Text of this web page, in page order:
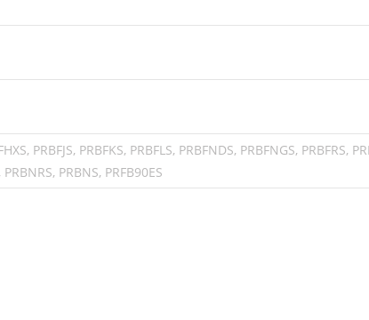
PRBFJS, PRBFKS, PRBFLS, PRBFNDS, PRBFNGS, PRBFRS,
PRBNS, PRFB90ES